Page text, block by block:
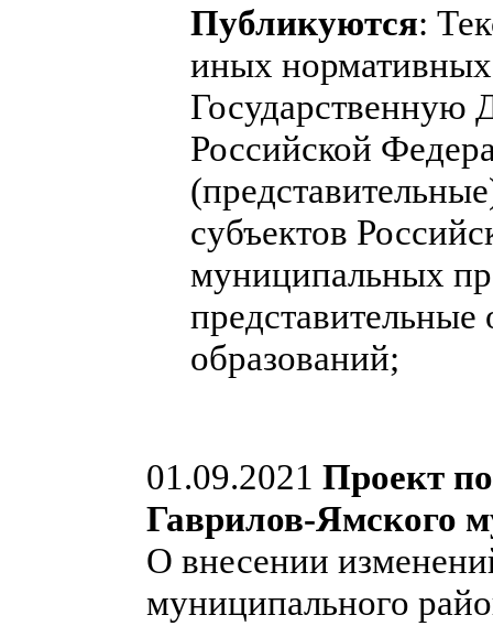
Публикуются:
иных
Государственную
Российской
субъектов
муниципальных
образований;
01.09.2021 Проект
Гаврилов-Ямского
О внесении
муниципального